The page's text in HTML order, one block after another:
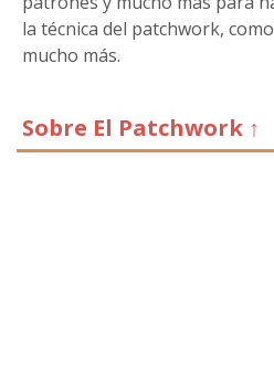
la técnica del patchwork,
mucho más.
Sobre El Patchwork ↑